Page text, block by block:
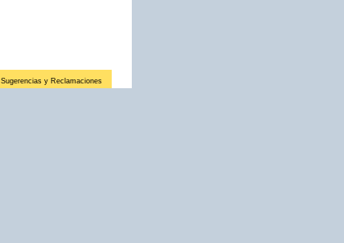
Sugerencias y Reclamaciones